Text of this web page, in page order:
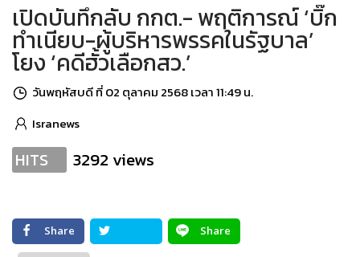
เปิดบันทึกลับ กกต.- พฤติการณ์ ‘บิ๊ก
ทำเนียบ-ผู้บริหารพรรคในรัฐบาล’
โยง ‘คดีฮั้วเลือกสว.’
วันพฤหัสบดี ที่ 02 ตุลาคม 2568 เวลา 11:49 น.
Isranews
HITS 3292 views
Share
Share